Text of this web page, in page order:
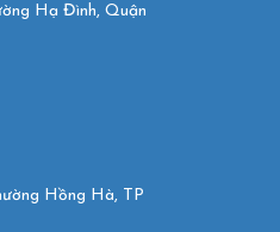
Hạ Đình, Quận
Hồng Hà, TP